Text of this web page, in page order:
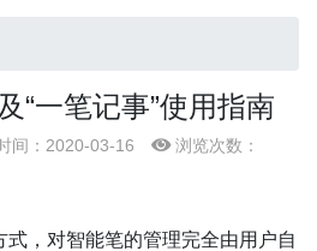
“一笔记事”使用指南
间：2020-03-16 浏览次数：
式，对智能笔的管理完全由用户自